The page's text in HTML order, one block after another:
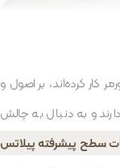
کار کرده‌اند، بر اصول و
و به دنبال به چالش
سطح پیشرفته پیلاتس